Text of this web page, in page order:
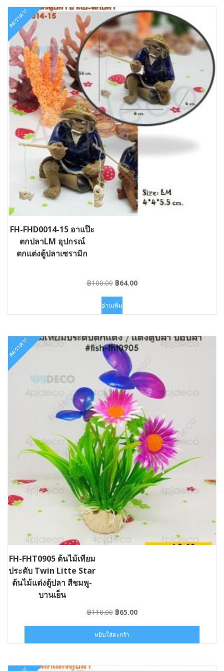
ลดราคา!
FH-FHD0014-15 อาแป๊ะ
ตกปลาLM อุปกรณ์
ตกแต่งตู้ปลาเซรามิก
฿100.00 Original
was:
฿100.00.
฿64.00Current
อ่านเพิ่ม
ลดราคา!
FH-FHT0905 ต้นไม้เทียม
ประดับ Twin Litte Star
ต้นไม้แต่งตู้ปลา สีชมพู-
บานเย็น
฿110.00 Original
was:
฿110.00.
฿65.00Current
฿65.00.
หยิบใส่ตะกร้า